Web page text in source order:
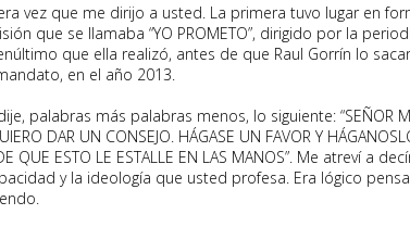
vez que me dirijo a usted. La primera tuvo lugar en
que se llamaba “YO PROMETO”, dirigido por la
que ella realizó, antes de que Raul Gorrín lo
en el año 2013.
palabras más palabras menos, lo siguiente: “SEÑOR
DAR UN CONSEJO. HÁGASE UN FAVOR Y
QUE ESTO LE ESTALLE EN LAS MANOS”. Me atreví a
y la ideología que usted profesa. Era lógico